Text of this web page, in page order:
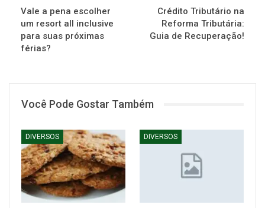
Vale a pena escolher
um resort all inclusive
para suas próximas
férias?
Crédito Tributário na
Reforma Tributária:
Guia de Recuperação!
Você Pode Gostar Também
DIVERSOS DIVERSOS